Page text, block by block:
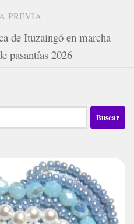
PREVIA
de Ituzaingó en marcha
pasantías 2026